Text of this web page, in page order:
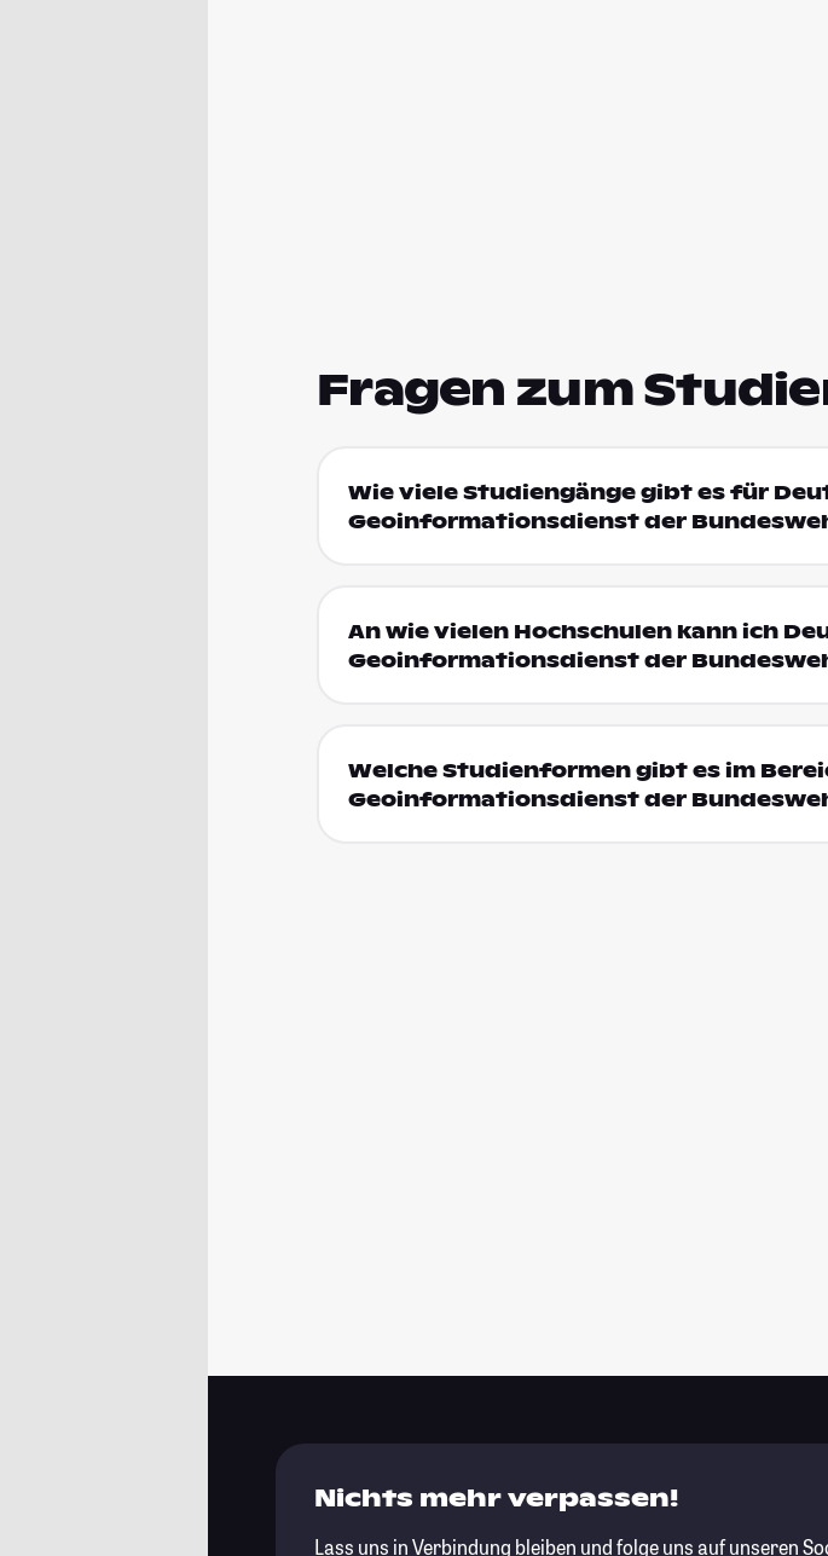
Fragen zum
Wie viele Studiengänge gibt es für
Geoinformationsdienst der
An wie vielen Hochschulen kann ich
Geoinformationsdienst der
Welche Studienformen gibt es im
Geoinformationsdienst der
Nichts mehr verpassen!
Lass uns in Verbindung bleiben und folge uns auf unseren